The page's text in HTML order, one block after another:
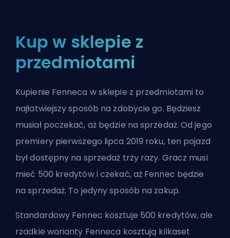
Kup w sklepie z
przedmiotami
Kupienie Fenneca w sklepie z przedmiotami to
najłatwiejszy sposób na zdobycie go. Będziesz
musiał poczekać, aż będzie na sprzedaż. Od jego
premiery pierwszego lipca 2019 roku, ten pojazd
był dostępny na sprzedaż trzy razy. Gracz musi
mieć 500 kredytów i czekać, aż Fennec będzie
na sprzedaż. To jedyny sposób na zakup.
Standardowy Fennec kosztuje 500 kredytów, ale
rzadkie warianty Fenneca kosztują kilkaset